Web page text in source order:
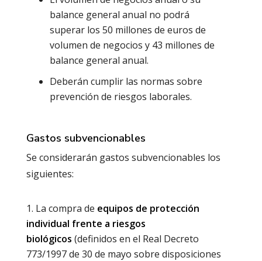
balance general anual no podrá
superar los 50 millones de euros de
volumen de negocios y 43 millones de
balance general anual.
Deberán cumplir las normas sobre
prevención de riesgos laborales.
Gastos subvencionables
Se considerarán gastos subvencionables los
siguientes:
La compra de equipos de protección
individual frente a riesgos
biológicos (definidos en el Real Decreto
773/1997 de 30 de mayo sobre disposiciones